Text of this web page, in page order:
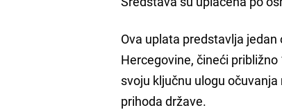
Ova uplata predstavlja
Hercegovine, čineći
svoju ključnu ulogu
prihoda države.